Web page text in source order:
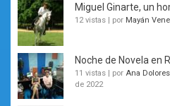
Miguel Ginarte, un
12 vistas | por Mayán
Noche de Novela en
11 vistas | por Ana
de 2022